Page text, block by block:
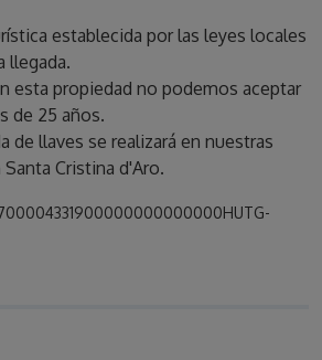
establecida por las leyes locales
llegada.
esta propiedad no podemos aceptar
de 25 años.
de llaves se realizará en nuestras
Cristina d'Aro.